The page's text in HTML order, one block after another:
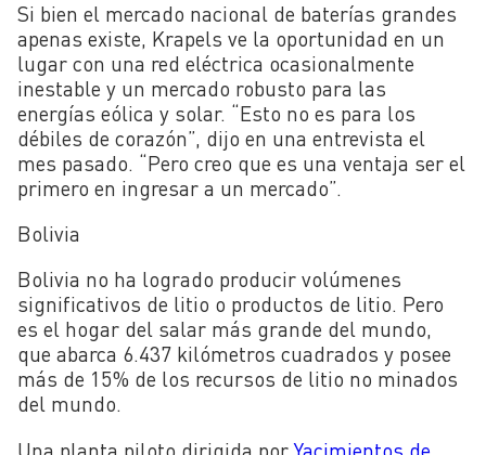
Si bien el mercado nacional de baterías grandes
apenas existe, Krapels ve la oportunidad en un
lugar con una red eléctrica ocasionalmente
inestable y un mercado robusto para las
energías eólica y solar. “Esto no es para los
débiles de corazón”, dijo en una entrevista el
mes pasado. “Pero creo que es una ventaja ser el
primero en ingresar a un mercado”.
Bolivia
Bolivia no ha logrado producir volúmenes
significativos de litio o productos de litio. Pero
es el hogar del salar más grande del mundo,
que abarca 6.437 kilómetros cuadrados y posee
más de 15% de los recursos de litio no minados
del mundo.
Una planta piloto dirigida porYacimientos de